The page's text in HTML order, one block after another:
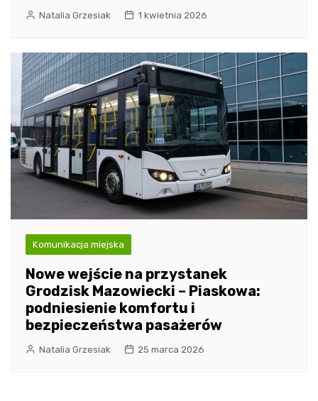
Natalia Grzesiak 1 kwietnia 2026
Komunikacja miejska
Nowe wejście na przystanek
Grodzisk Mazowiecki – Piaskowa:
podniesienie komfortu i
bezpieczeństwa pasażerów
Natalia Grzesiak 25 marca 2026